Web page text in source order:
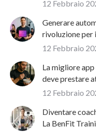
12 Febbraio
Generare
rivoluzione per
12 Febbraio
La migliore
deve prestare
12 Febbraio
Diventare
La BenFit